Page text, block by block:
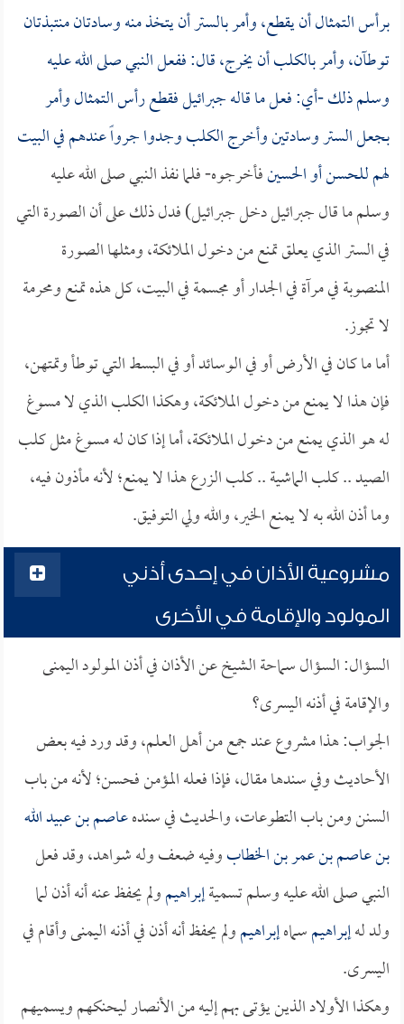
برأس التمثال أن يقطع، وأمر بالستر أن يتخذ منه وسادتان منتبذتان
توطآن، وأمر بالكلب أن يخرج، قال: ففعل النبي صلى الله عليه
وسلم ذلك -أي: فعل ما قاله جبرائيل فقطع رأس التمثال وأمر
بجعل الستر وسادتين وأخرج الكلب وجدوا جرواً عندهم في البيت
لهمللحسنأوالحسينفأخرجوه- فلما نفذ النبي صلى الله عليه
وسلم ما قال جبرائيل دخل جبرائيل) فدل ذلك على أن الصورة التي
في الستر الذي يعلق تمنع من دخول الملائكة، ومثلها الصورة
المنصوبة في مرآة في الجدار أو مجسمة في البيت، كل هذه تمنع ومحرمة
لا تجوز.
أما ما كان في الأرض أو في الوسائد أو في البسط التي توطأ وتمتهن،
فإن هذا لا يمنع من دخول الملائكة، وهكذا الكلب الذي لا مسوغ
له هو الذي يمنع من دخول الملائكة، أما إذا كان له مسوغ مثل كلب
الصيد .. كلب الماشية .. كلب الزرع هذا لا يمنع؛ لأنه مأذون فيه،
وما أذن الله به لا يمنع الخير، والله ولي التوفيق.
مشروعية الأذان في إحدى أذني
المولود والإقامة في الأخرى
السؤال: السؤال سماحة الشيخ عن الأذان في أذن المولود اليمنى
والإقامة في أذنه اليسرى؟
الجواب: هذا مشروع عند جمع من أهل العلم، وقد ورد فيه بعض
الأحاديث وفي سندها مقال، فإذا فعله المؤمن فحسن؛ لأنه من باب
السنن ومن باب التطوعات، والحديث في سندهعاصم بن عبيد الله
بن عاصم بن عمر بن الخطابوفيه ضعف وله شواهد، وقد فعل
النبي صلى الله عليه وسلم تسميةإبراهيمولم يحفظ عنه أنه أذن لما
ولد لهإبراهيمسماهإبراهيمولم يحفظ أنه أذن في أذنه اليمنى وأقام في
اليسرى.
وهكذا الأولاد الذين يؤتى بهم إليه من الأنصار ليحنكهم ويسميهم